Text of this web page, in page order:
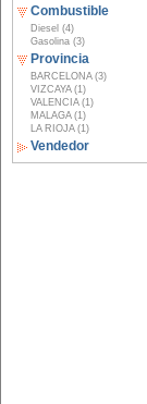
Combustible
Diesel (4)
Gasolina (3)
Provincia
BARCELONA (3)
VIZCAYA (1)
VALENCIA (1)
MALAGA (1)
LA RIOJA (1)
Vendedor